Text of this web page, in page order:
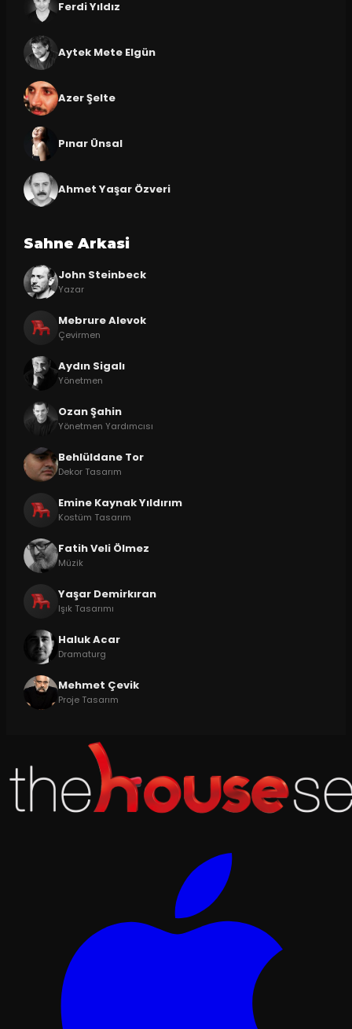
Ferdi Yıldız
Aytek Mete Elgün
Azer Şelte
Pınar Ünsal
Ahmet Yaşar Özveri
Sahne Arkasi
John Steinbeck
Yazar
Mebrure Alevok
Çevirmen
Aydın Sigalı
Yönetmen
Ozan Şahin
Yönetmen Yardımcısı
Behlüldane Tor
Dekor Tasarım
Emine Kaynak Yıldırım
Kostüm Tasarım
Fatih Veli Ölmez
Müzik
Yaşar Demirkıran
Işık Tasarımı
Haluk Acar
Dramaturg
Mehmet Çevik
Proje Tasarım